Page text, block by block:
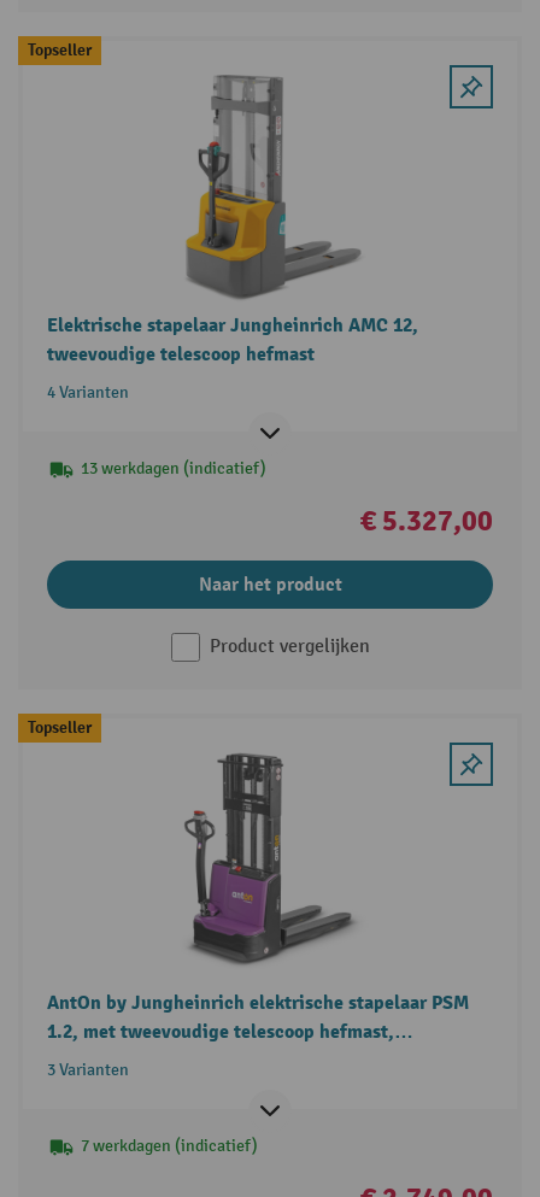
Topseller
Elektrische stapelaar Jungheinrich AMC 12,
tweevoudige telescoop hefmast
4 Varianten
13 werkdagen (indicatief)
€ 5.327,00
Naar het product
Product vergelijken
Topseller
AntOn by Jungheinrich elektrische stapelaar PSM
1.2, met tweevoudige telescoop hefmast,
draagvermogen 1.200 kg
3 Varianten
7 werkdagen (indicatief)